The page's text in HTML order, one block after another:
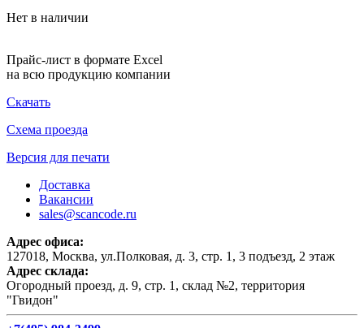
Нет в наличии
Прайс-лист в формате Excel
на всю продукцию компании
Скачать
Схема проезда
Версия для печати
Доставка
Вакансии
sales@scancode.ru
Адрес офиса:
127018, Москва, ул.Полковая, д. 3, стр. 1, 3 подъезд, 2 этаж
Адрес склада:
Огородный проезд, д. 9, стр. 1, склад №2, территория
"Гвидон"